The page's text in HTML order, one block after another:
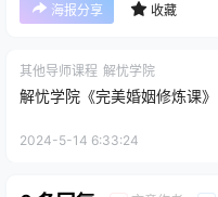
海报分享 收藏
其他导师课程 解忧学院
解忧学院《完美婚姻修炼课》
2024-5-14 6:33:24